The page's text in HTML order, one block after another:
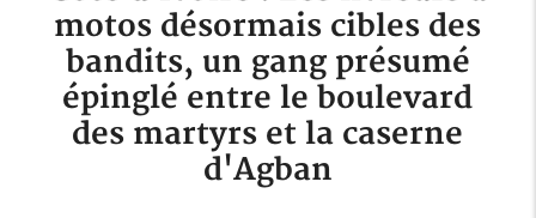
motos désormais cibles des
bandits, un gang présumé
épinglé entre le boulevard
des martyrs et la caserne
d'Agban